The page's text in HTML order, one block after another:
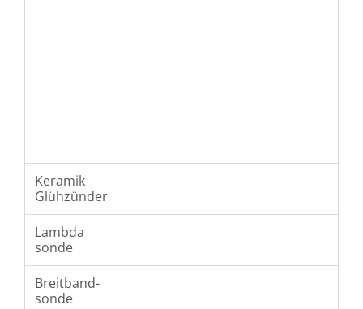
Keramik
Glühzünder
Lambda
sonde
Breitband-
sonde